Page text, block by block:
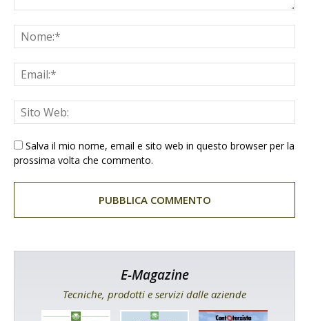
Salva il mio nome, email e sito web in questo browser per la
prossima volta che commento.
E-Magazine
Tecniche, prodotti e servizi dalle aziende